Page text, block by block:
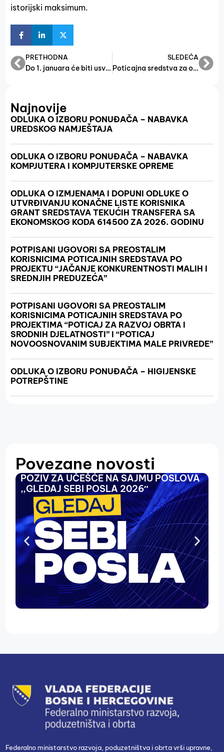
istorijski maksimum.
PRETHODNA
Do 1. januara će biti usvojeni zakoni koji će omogućiti da minimalna plaća bude 1.000 KM
SLEDEĆA
Poticajna sredstva za opstanak starih i tradicionalnih zanata
Najnovije
ODLUKA O IZBORU PONUĐAČA – NABAVKA
UREDSKOG NAMJEŠTAJA
ODLUKA O IZBORU PONUĐAČA – NABAVKA
KOMPJUTERA I KOMPJUTERSKE OPREME
ODLUKA O IZMJENAMA I DOPUNI ODLUKE O
UTVRĐIVANJU KONAČNE LISTE KORISNIKA
GRANT SREDSTAVA TEKUĆIH TRANSFERA SA
EKONOMSKOG KODA 614500 ZA 2026. GODINU
POTPISANI UGOVORI SA PREOSTALIM
KORISNICIMA POTICAJNIH SREDSTAVA PO
PROJEKTU “JAČANJE KONKURENTNOSTI MALIH I
SREDNJIH PREDUZEĆA”
POTPISANI UGOVORI SA PREOSTALIM
KORISNICIMA POTICAJNIH SREDSTAVA PO
PROJEKTIMA “POTICAJ ZA RAZVOJ OBRTA I
SRODNIH DJELATNOSTI” I “POTICAJ
NOVOOSNOVANIM SUBJEKTIMA MALE PRIVREDE”
ODLUKA O IZBORU PONUĐAČA – HIGIJENSKE
POTREPŠTINE
Povezane novosti
POZIV ZA UČEŠĆE NA SAJMU POSLOVA
,,GLEDAJ SEBI POSLA 2026″
Federalno ministarstvo razvoja, poduzetništva i obrta vrši upravne,